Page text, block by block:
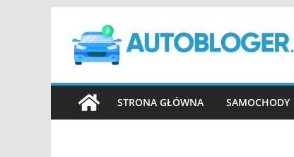
treści
STRONA GŁÓWNA SAMOCHODY